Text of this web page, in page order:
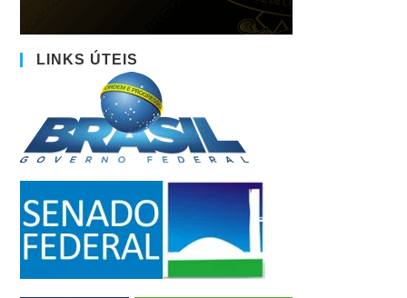
LINKS ÚTEIS